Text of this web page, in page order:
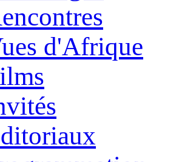
d'Afrique